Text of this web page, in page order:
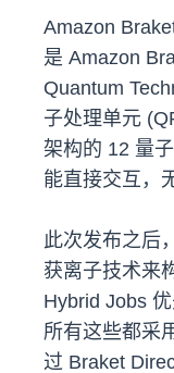
Amazon
是 Amazon
Quantum
子处理单元
架构的 12 量
能直接交互，
此次发布之后
获离子技术来
Hybrid Jobs
所有这些都采
过 Braket